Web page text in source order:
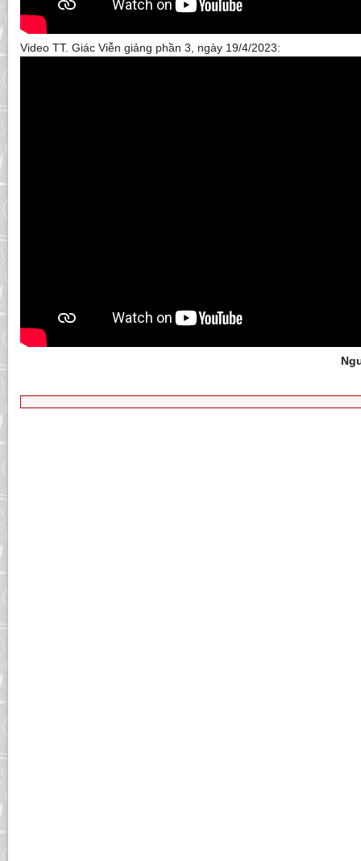
Video TT. Giác Viễn giảng phần 3, ngày 19/4/2023: